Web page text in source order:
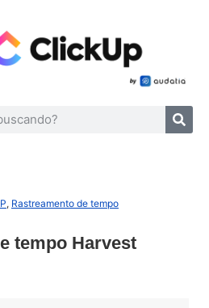
, Rastreamento de tempo
tempo Harvest